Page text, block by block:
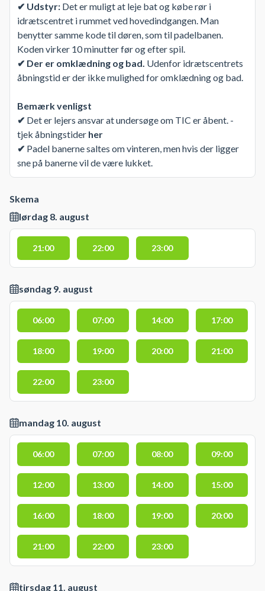
✔ Udstyr: Det er muligt at leje bat og købe rør i
idrætscentret i rummet ved hovedindgangen. Man
benytter samme kode til døren, som til padelbanen.
Koden virker 10 minutter før og efter spil.
✔ Der er omklædning og bad. Udenfor idrætscentrets
åbningstid er der ikke mulighed for omklædning og bad.
Bemærk venligst
✔ Det er lejers ansvar at undersøge om TIC er åbent. -
tjek åbningstider her
✔ Padel banerne saltes om vinteren, men hvis der ligger
sne på banerne vil de være lukket.
Skema
lørdag 8. august
21:00 22:00 23:00
søndag 9. august
06:00 07:00 14:00 17:00
18:00 19:00 20:00 21:00
22:00 23:00
mandag 10. august
06:00 07:00 08:00 09:00
12:00 13:00 14:00 15:00
16:00 18:00 19:00 20:00
21:00 22:00 23:00
tirsdag 11. august